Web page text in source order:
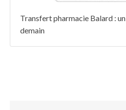
Transfert pharmacie Balard :
demain